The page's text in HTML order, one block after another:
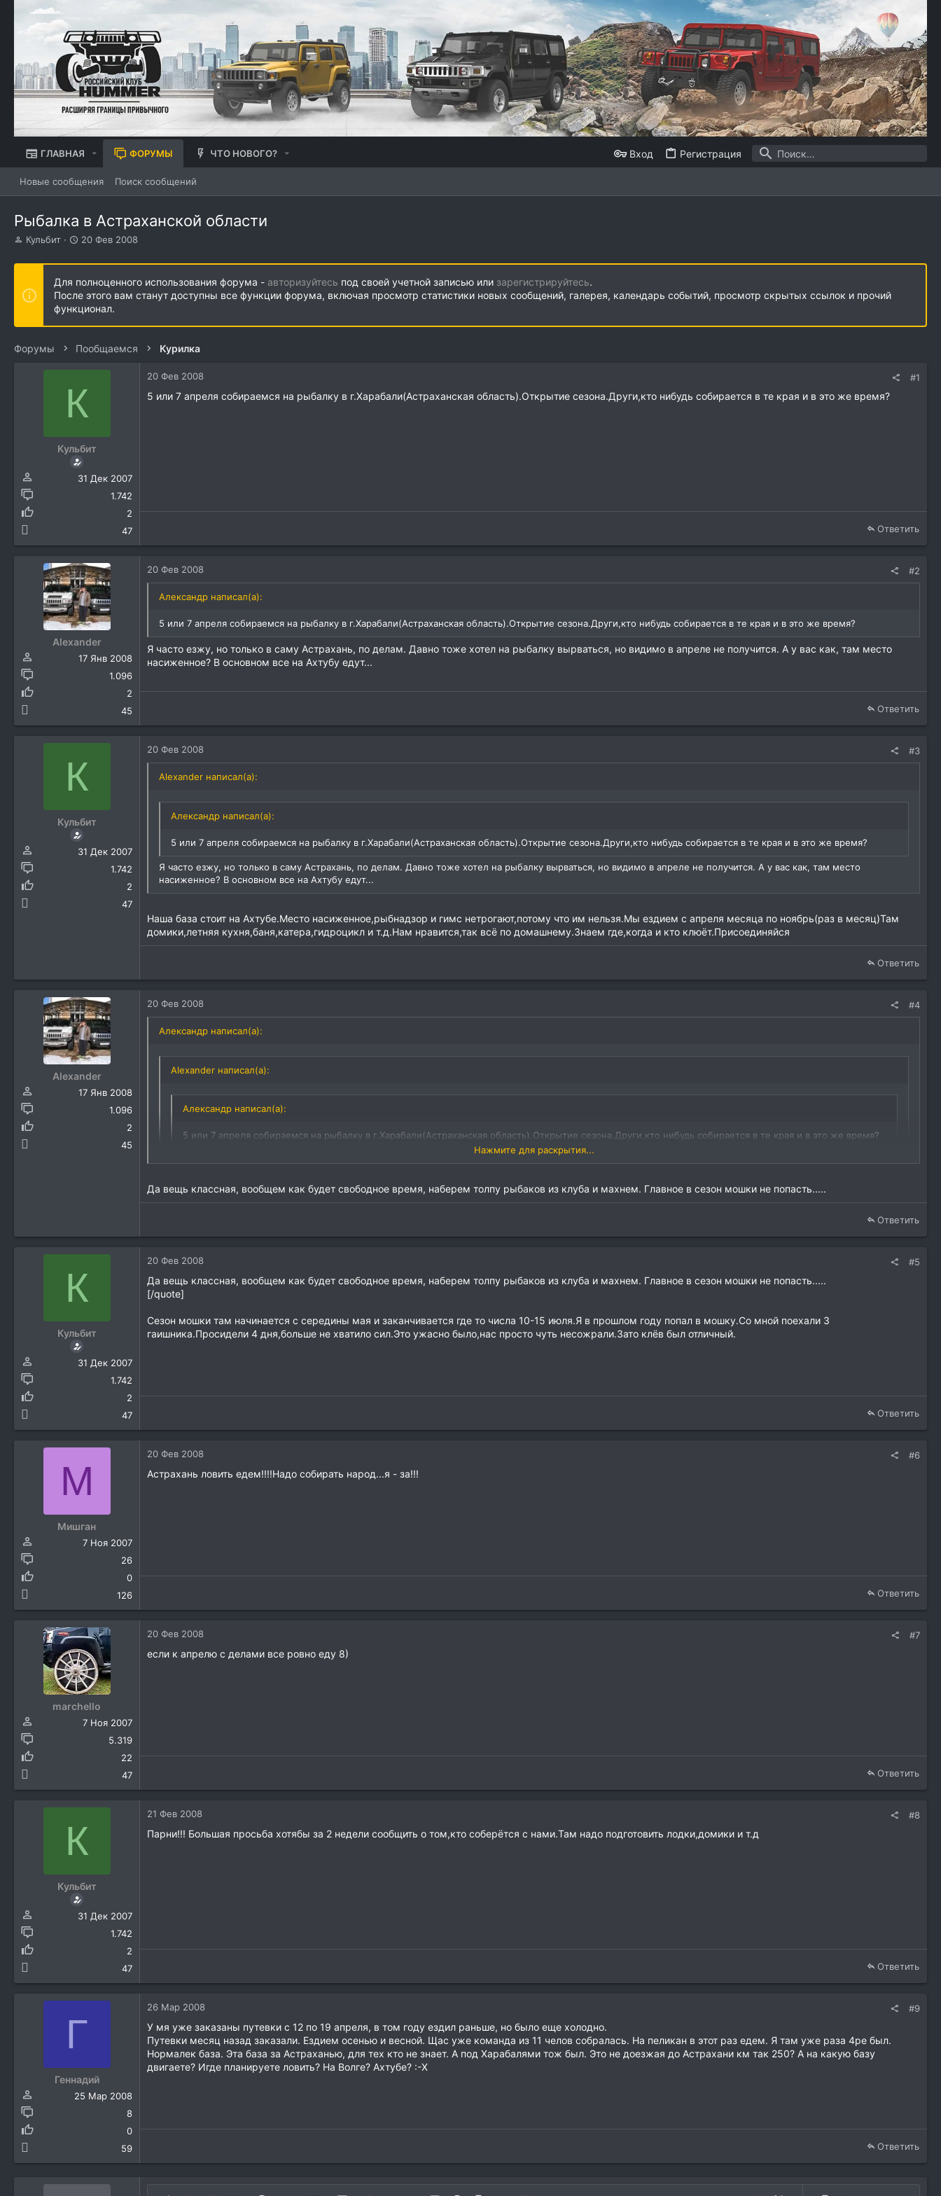
ГЛАВНАЯ ФОРУМЫ ЧТО НОВОГО? Вход Регистрация
Новые сообщения Поиск сообщений
Рыбалка в Астраханской области
А
т
р
т
м
Кульбит
Д
т
н
а
ч
а
а
20 Фев 2008
Для полноценного использования форума - авторизуйтесь под своей учетной записью или зарегистрируйтесь.
После этого вам станут доступны все функции форума, включая просмотр статистики новых сообщений, галерея, календарь событий, просмотр скрытых ссылок и прочий
функционал.
Форумы Пообщаемся Курилка
К
Кульбит
31 Дек 2007
1.742
2
47
20 Фев 2008 #1
5 или 7 апреля собираемся на рыбалку в г.Харабали(Астраханская область).Открытие сезона.Други,кто нибудь собирается в те края и в это же время?
Ответить
Alexander
17 Янв 2008
1.096
2
45
20 Фев 2008 #2
Александр написал(а):
5 или 7 апреля собираемся на рыбалку в г.Харабали(Астраханская область).Открытие сезона.Други,кто нибудь собирается в те края и в это же время?
Я часто езжу, но только в саму Астрахань, по делам. Давно тоже хотел на рыбалку вырваться, но видимо в апреле не получится. А у вас как, там место
насиженное? В основном все на Ахтубу едут...
Ответить
К
Кульбит
31 Дек 2007
1.742
2
47
20 Фев 2008 #3
Alexander написал(а):
Александр написал(а):
5 или 7 апреля собираемся на рыбалку в г.Харабали(Астраханская область).Открытие сезона.Други,кто нибудь собирается в те края и в это же время?
Я часто езжу, но только в саму Астрахань, по делам. Давно тоже хотел на рыбалку вырваться, но видимо в апреле не получится. А у вас как, там место
насиженное? В основном все на Ахтубу едут...
Наша база стоит на Ахтубе.Место насиженное,рыбнадзор и гимс нетрогают,потому что им нельзя.Мы ездием с апреля месяца по ноябрь(раз в месяц)Там
домики,летняя кухня,баня,катера,гидроцикл и т.д.Нам нравится,так всё по домашнему.Знаем где,когда и кто клюёт.Присоединяйся
Ответить
Alexander
17 Янв 2008
1.096
2
45
20 Фев 2008 #4
Александр написал(а):
Alexander написал(а):
Александр написал(а):
5 или 7 апреля собираемся на рыбалку в г.Харабали(Астраханская область).Открытие сезона.Други,кто нибудь собирается в те края и в это же время?
Нажмите для раскрытия...
Нажмите для раскрытия...
Да вещь классная, вообщем как будет свободное время, наберем толпу рыбаков из клуба и махнем. Главное в сезон мошки не попасть.....
Ответить
К
Кульбит
31 Дек 2007
1.742
2
47
20 Фев 2008 #5
Да вещь классная, вообщем как будет свободное время, наберем толпу рыбаков из клуба и махнем. Главное в сезон мошки не попасть.....
[/quote]
Сезон мошки там начинается с середины мая и заканчивается где то числа 10-15 июля.Я в прошлом году попал в мошку.Со мной поехали 3
гаишника.Просидели 4 дня,больше не хватило сил.Это ужасно было,нас просто чуть несожрали.Зато клёв был отличный.
Ответить
М
Мишган
7 Ноя 2007
26
0
126
20 Фев 2008 #6
Астрахань ловить едем!!!!Надо собирать народ...я - за!!!
Ответить
marchello
7 Ноя 2007
5.319
22
47
20 Фев 2008 #7
если к апрелю с делами все ровно еду 8)
Ответить
К
Кульбит
31 Дек 2007
1.742
2
47
21 Фев 2008 #8
Парни!!! Большая просьба хотябы за 2 недели сообщить о том,кто соберётся с нами.Там надо подготовить лодки,домики и т.д
Ответить
Г
Геннадий
25 Мар 2008
8
0
59
26 Мар 2008 #9
У мя уже заказаны путевки с 12 по 19 апреля, в том году ездил раньше, но было еще холодно.
Путевки месяц назад заказали. Ездием осенью и весной. Щас уже команда из 11 челов собралась. На пеликан в этот раз едем. Я там уже раза 4ре был.
Нормалек база. Эта база за Астраханью, для тех кто не знает. А под Харабалями тож был. Это не доезжая до Астрахани км так 250? А на какую базу
двигаете? Игде планируете ловить? На Волге? Ахтубе? :-X
Ответить